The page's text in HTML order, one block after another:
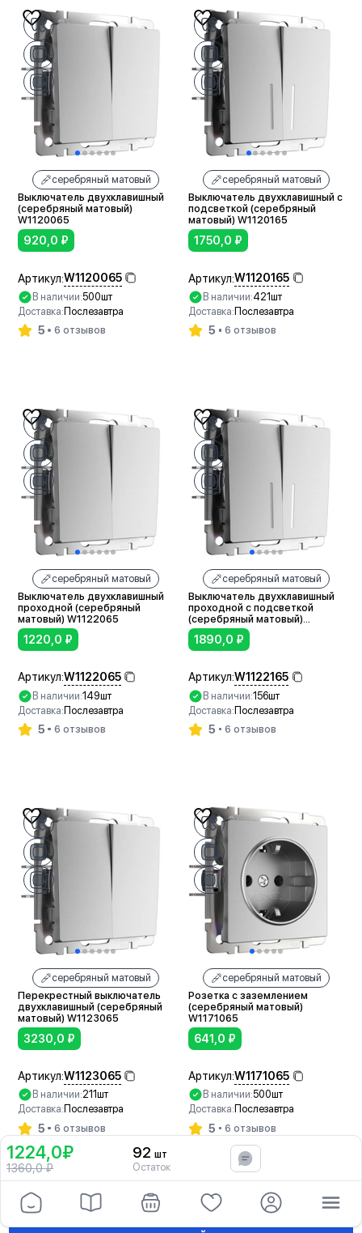
серебряный матовый
Выключатель двухклавишный
(серебряный матовый)
W1120065
920,0 ₽
Артикул:W1120065
В наличии:500шт
Доставка:Послезавтра
5 6 отзывов
серебряный матовый
Выключатель двухклавишный с
подсветкой (серебряный
матовый) W1120165
1750,0 ₽
Артикул:W1120165
В наличии:421шт
Доставка:Послезавтра
5 6 отзывов
серебряный матовый
Выключатель двухклавишный
проходной (серебряный
матовый) W1122065
1220,0 ₽
Артикул:W1122065
В наличии:149шт
Доставка:Послезавтра
5 6 отзывов
серебряный матовый
Выключатель двухклавишный
проходной с подсветкой
(серебряный матовый)
W1122165
1890,0 ₽
Артикул:W1122165
В наличии:156шт
Доставка:Послезавтра
5 6 отзывов
серебряный матовый
Перекрестный выключатель
двухклавишный (серебряный
матовый) W1123065
3230,0 ₽
Артикул:W1123065
В наличии:211шт
Доставка: Послезавтра
5 6 отзывов
В корзину
серебряный матовый
Розетка с заземлением
(серебряный матовый)
W1171065
641,0 ₽
Артикул:W1171065
В наличии:500шт
Доставка: Послезавтра
5 6 отзывов
В корзину
Еще товары из серии в разделе серебряный
1224,0₽
1360,0₽
92 шт
Остаток